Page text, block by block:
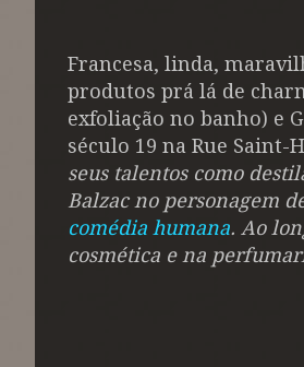
Francesa, linda,
produtos prá lá de
exfoliação no banho) e
século 19 na Rue
seus talentos como
Balzac no personagem
comédia humana. Ao
cosmética e na